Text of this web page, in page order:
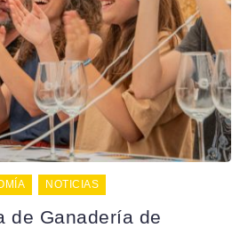
NOTICIAS
de Ganadería de